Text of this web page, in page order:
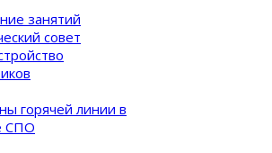
занятий
совет
горячей линии в
СПО